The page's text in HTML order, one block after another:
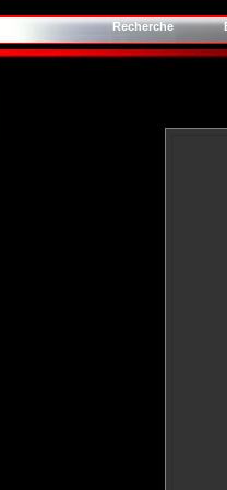
Recherche